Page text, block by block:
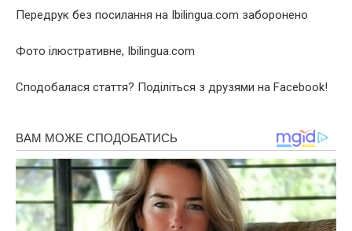
Передрук без посилання на Ibilingua.com заборонено
Фото ілюстративне, Ibilingua.com
Сподобалася стаття? Поділіться з друзями на Facebook!